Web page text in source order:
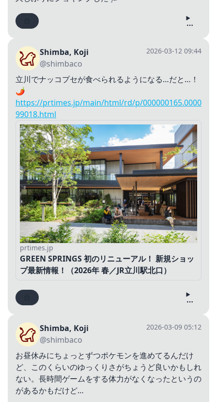
Shimba, Koji
@shimbaco
2026-03-12 09:44
立川でナッコプセが食べられるようになる…だと…！
🌶️
https://prtimes.jp/main/html/rd/p/000000165.0000
99018.html
prtimes.jp
GREEN SPRINGS 初のリニューアル！ 新規ショッ
プ最新情報！（2026年 春／JR立川駅北口）
Shimba, Koji
@shimbaco
2026-03-09 05:12
お昼休みにちょっとずつポケモンを進めてるんだけ
ど、このくらいのゆっくりさがちょうど良いかもしれ
ない。長時間ゲームをする体力がなくなったというの
があるかもだけど…